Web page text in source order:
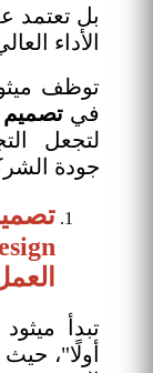
بل تعتمد
الأداء
توظف
في
لتجعل
جودة
تبدأ
أولًا"،